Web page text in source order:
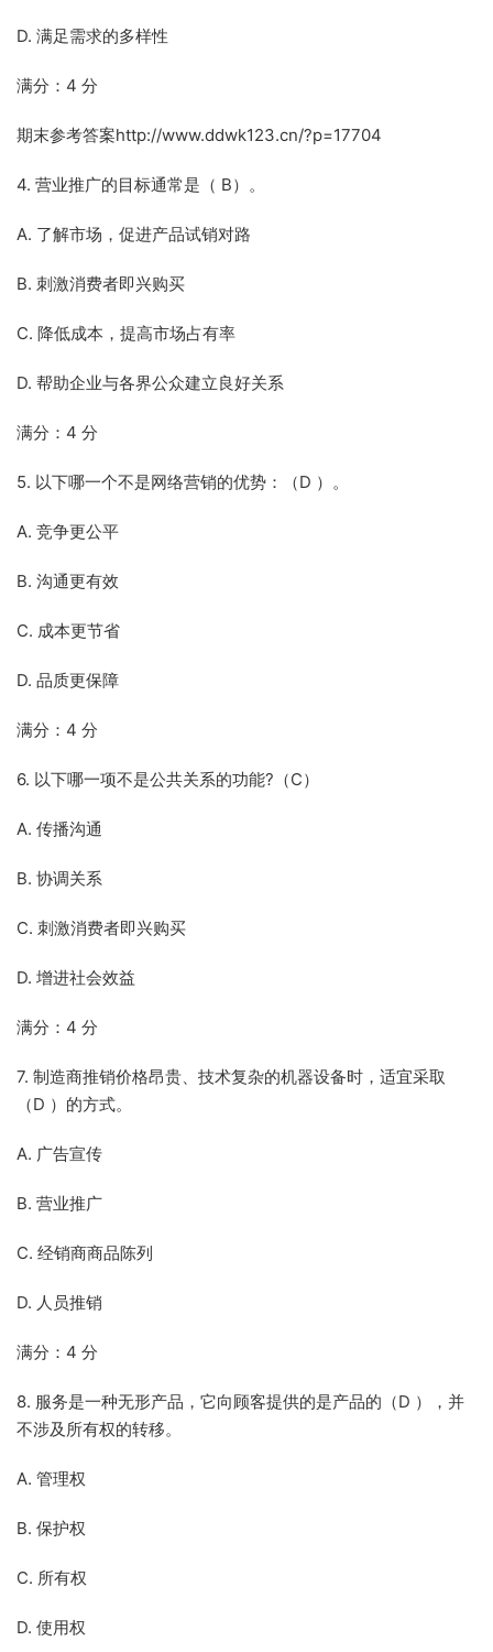
D. 满足需求的多样性
满分：4 分
期末参考答案http://www.ddwk123.cn/?p=17704
4. 营业推广的目标通常是（ B）。
A. 了解市场，促进产品试销对路
B. 刺激消费者即兴购买
C. 降低成本，提高市场占有率
D. 帮助企业与各界公众建立良好关系
满分：4 分
5. 以下哪一个不是网络营销的优势：（D ）。
A. 竞争更公平
B. 沟通更有效
C. 成本更节省
D. 品质更保障
满分：4 分
6. 以下哪一项不是公共关系的功能?（C）
A. 传播沟通
B. 协调关系
C. 刺激消费者即兴购买
D. 增进社会效益
满分：4 分
7. 制造商推销价格昂贵、技术复杂的机器设备时，适宜采取
（D ）的方式。
A. 广告宣传
B. 营业推广
C. 经销商商品陈列
D. 人员推销
满分：4 分
8. 服务是一种无形产品，它向顾客提供的是产品的（D ），并
不涉及所有权的转移。
A. 管理权
B. 保护权
C. 所有权
D. 使用权